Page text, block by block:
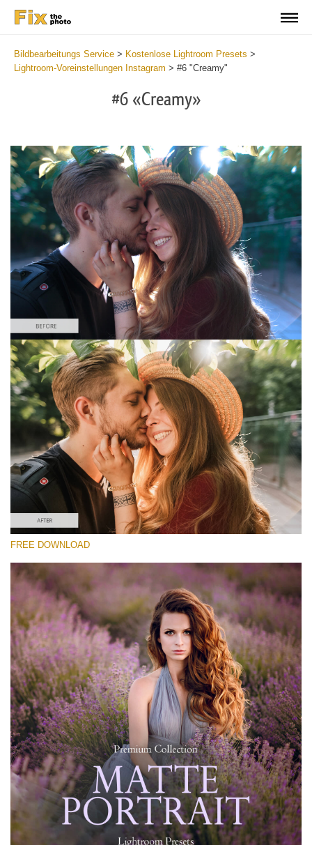
Bildbearbeitungs Service > Kostenlose Lightroom Presets >
Lightroom-Voreinstellungen Instagram > #6 "Creamy"
#6 «Creamy»
Bitte wählen Sie
Free Instagram Preset #6
Matte Portrait
(30 Lr Presets)
Matte Complete
(130 Lr Presets)
Entire Collection
(2067 Lr Presets)
Kostenloser Download
FREE DOWNLOAD